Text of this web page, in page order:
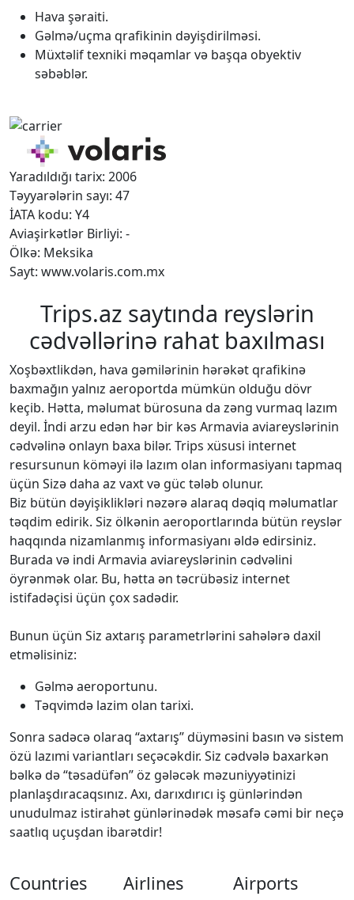
Hava şəraiti.
Gəlmə/uçma qrafikinin dəyişdirilməsi.
Müxtəlif texniki məqamlar və başqa obyektiv
səbəblər.
Yaradıldığı tarix: 2006
Təyyarələrin sayı: 47
İATA kodu: Y4
Aviaşirkətlər Birliyi: -
Ölkə: Meksika
Sayt: www.volaris.com.mx
Trips.az saytında reyslərin
cədvəllərinə rahat baxılması
Xoşbəxtlikdən, hava gəmilərinin hərəkət qrafikinə
baxmağın yalnız aeroportda mümkün olduğu dövr
keçib. Hətta, məlumat bürosuna da zəng vurmaq lazım
deyil. İndi arzu edən hər bir kəs Armavia aviareyslərinin
cədvəlinə onlayn baxa bilər. Trips xüsusi internet
resursunun köməyi ilə lazım olan informasiyanı tapmaq
üçün Sizə daha az vaxt və güc tələb olunur.
Biz bütün dəyişiklikləri nəzərə alaraq dəqiq məlumatlar
təqdim edirik. Siz ölkənin aeroportlarında bütün reyslər
haqqında nizamlanmış informasiyanı əldə edirsiniz.
Burada və indi Armavia aviareyslərinin cədvəlini
öyrənmək olar. Bu, hətta ən təcrübəsiz internet
istifadəçisi üçün çox sadədir.
Bunun üçün Siz axtarış parametrlərini sahələrə daxil
etməlisiniz:
Gəlmə aeroportunu.
Təqvimdə lazim olan tarixi.
Sonra sadəcə olaraq “axtarış” düyməsini basın və sistem
özü lazımi variantları seçəcəkdir. Siz cədvələ baxarkən
bəlkə də “təsadüfən” öz gələcək məzuniyyətinizi
planlaşdıracaqsınız. Axı, darıxdırıcı iş günlərindən
unudulmaz istirahət günlərinədək məsafə cəmi bir neçə
saatlıq uçuşdan ibarətdir!
Countries Airlines Airports